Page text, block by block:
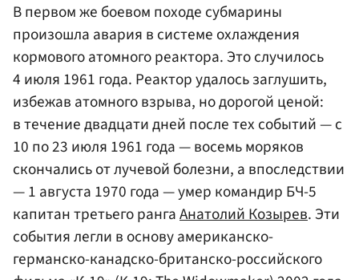
В первом же боевом походе субмарины
произошла авария в системе охлаждения
кормового атомного реактора. Это случилось
4 июля 1961 года. Реактор удалось заглушить,
избежав атомного взрыва, но дорогой ценой:
в течение двадцати дней после тех событий — c
10 по 23 июля 1961 года — восемь моряков
скончались от лучевой болезни, а впоследствии
— 1 августа 1970 года — умер командир БЧ-5
капитан третьего рангаАнатолий Козырев. Эти
события легли в основу американско-
германско-канадско-британско-российского